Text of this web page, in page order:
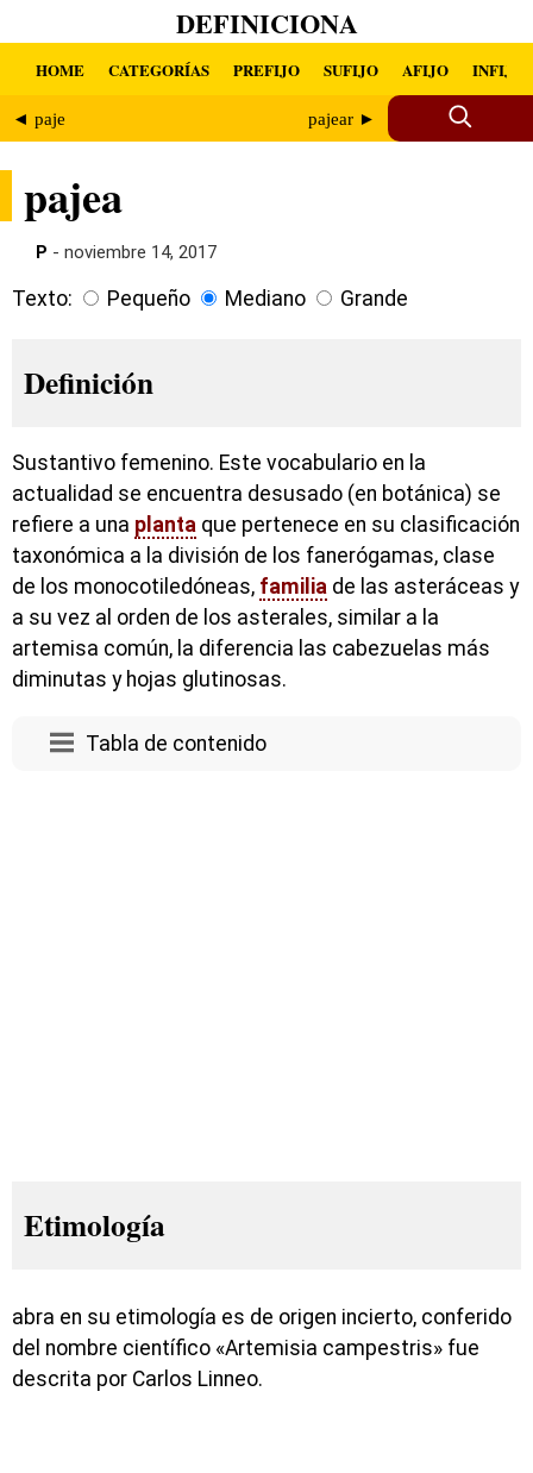
DEFINICIONA
HOME CATEGORÍAS PREFIJO SUFIJO AFIJO INFIJO
◄ paje pajear ►
pajea
P - noviembre 14, 2017
Texto: Pequeño Mediano Grande
Definición
Sustantivo femenino. Este vocabulario en la
actualidad se encuentra desusado (en botánica) se
refiere a una planta que pertenece en su clasificación
taxonómica a la división de los fanerógamas, clase
de los monocotiledóneas, familia de las asteráceas y
a su vez al orden de los asterales, similar a la
artemisa común, la diferencia las cabezuelas más
diminutas y hojas glutinosas.
Tabla de contenido
Etimología
abra en su etimología es de origen incierto, conferido
del nombre científico «Artemisia campestris» fue
descrita por Carlos Linneo.